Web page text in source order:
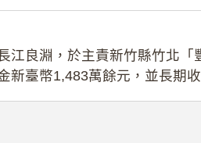
江良淵，於主責新竹縣竹北「
新臺幣1,483萬餘元，並長期